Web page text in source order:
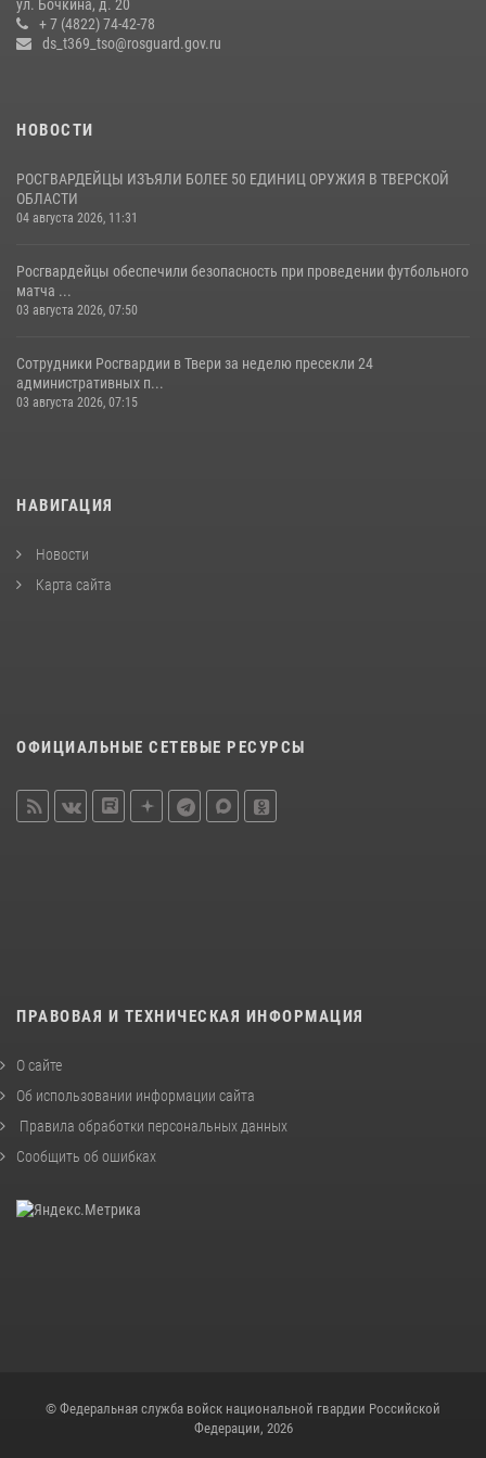
проверки детских оздоровительных лагерей
08 июля 2026, 12:16 1
ул. Бочкина, д. 20
+ 7 (4822) 74-42-78
ds_t369_tso@rosguard.gov.ru
НОВОСТИ
РОСГВАРДЕЙЦЫ ИЗЪЯЛИ БОЛЕЕ 50 ЕДИНИЦ ОРУЖИЯ В ТВЕРСКОЙ
ОБЛАСТИ
04 августа 2026, 11:31
Росгвардейцы обеспечили безопасность при проведении футбольного
матча ...
03 августа 2026, 07:50
Сотрудники Росгвардии в Твери за неделю пресекли 24
административных п...
03 августа 2026, 07:15
НАВИГАЦИЯ
Новости
Карта сайта
ОФИЦИАЛЬНЫЕ СЕТЕВЫЕ РЕСУРСЫ
ПРАВОВАЯ И ТЕХНИЧЕСКАЯ ИНФОРМАЦИЯ
О сайте
Об использовании информации сайта
Правила обработки персональных данных
Сообщить об ошибках
© Федеральная служба войск национальной гвардии Российской
Федерации, 2026